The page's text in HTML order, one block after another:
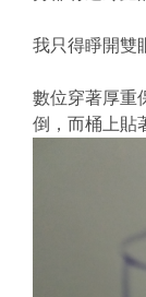
我只得睜開雙
數位穿著厚重
倒，而桶上貼